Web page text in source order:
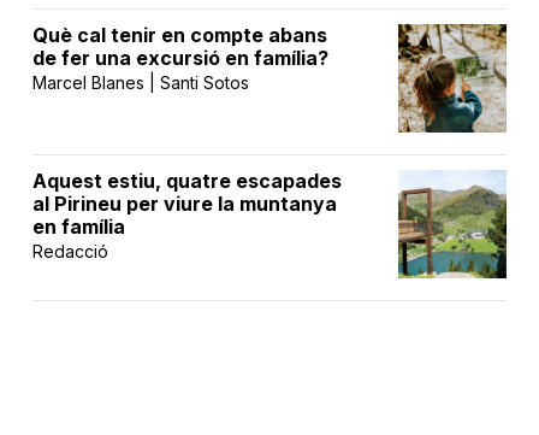
Què cal tenir en compte abans
de fer una excursió en família?
Marcel Blanes | Santi Sotos
Aquest estiu, quatre escapades
al Pirineu per viure la muntanya
en família
Redacció